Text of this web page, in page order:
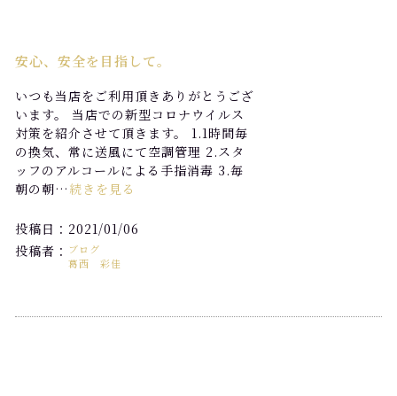
安心、安全を目指して。
いつも当店をご利用頂きありがとうござ
います。 当店での新型コロナウイルス
対策を紹介させて頂きます。 1.1時間毎
の換気、常に送風にて空調管理 2.スタ
ッフのアルコールによる手指消毒 3.毎
朝の朝… 続きを見る
投稿日：2021/01/06
投稿者： ブログ
葛西 彩佳